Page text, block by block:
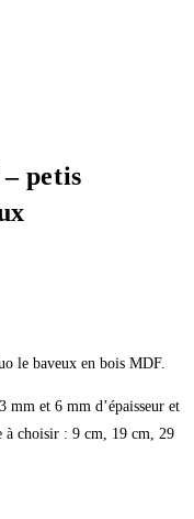
petis
le baveux en bois MDF.
mm et 6 mm d’épaisseur et
à choisir : 9 cm, 19 cm, 29